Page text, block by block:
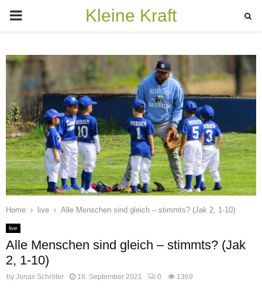
PRIMARY
Kleine Kraft
Home live Alle Menschen sind gleich – stimmts? (Jak 2, 1-10)
live
Alle Menschen sind gleich – stimmts? (Jak
2, 1-10)
by Jonas Schröter 18. September 2021 0 1369